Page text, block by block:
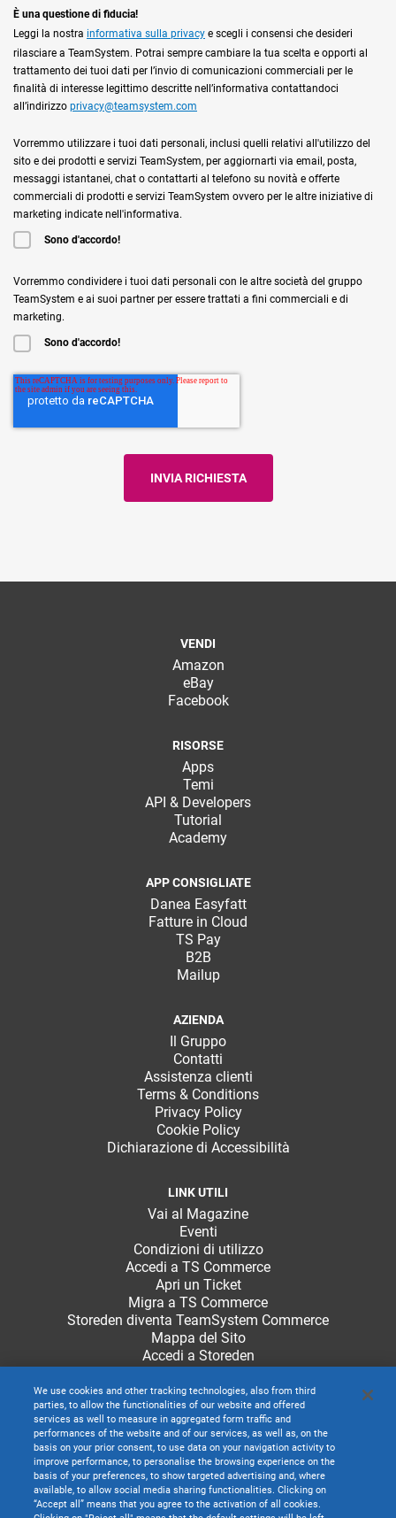
È una questione di fiducia!
Leggi la nostra informativa sulla privacy e scegli i consensi che desideri
rilasciare a TeamSystem. Potrai sempre cambiare la tua scelta e opporti al
trattamento dei tuoi dati per l’invio di comunicazioni commerciali per le
finalità di interesse legittimo descritte nell’informativa contattandoci
all’indirizzo privacy@teamsystem.com
Vorremmo utilizzare i tuoi dati personali, inclusi quelli relativi all'utilizzo del
sito e dei prodotti e servizi TeamSystem, per aggiornarti via email, posta,
messaggi istantanei, chat o contattarti al telefono su novità e offerte
commerciali di prodotti e servizi TeamSystem ovvero per le altre iniziative di
marketing indicate nell'informativa.
Sono d'accordo!
Vorremmo condividere i tuoi dati personali con le altre società del gruppo
TeamSystem e ai suoi partner per essere trattati a fini commerciali e di
marketing.
Sono d'accordo!
VENDI
Amazon
eBay
Facebook
RISORSE
Apps
Temi
API & Developers
Tutorial
Academy
APP CONSIGLIATE
Danea Easyfatt
Fatture in Cloud
TS Pay
B2B
Mailup
AZIENDA
Il Gruppo
Contatti
Assistenza clienti
Terms & Conditions
Privacy Policy
Cookie Policy
Dichiarazione di Accessibilità
LINK UTILI
Vai al Magazine
Eventi
Condizioni di utilizzo
Accedi a TS Commerce
Apri un Ticket
Migra a TS Commerce
Storeden diventa TeamSystem Commerce
Mappa del Sito
Accedi a Storeden
We use cookies and other tracking technologies, also from third
parties, to allow the functionalities of our website and offered
services as well to measure in aggregated form traffic and
performances of the website and of our services, as well as, on the
basis on your prior consent, to use data on your navigation activity to
improve performance, to personalise the browsing experience on the
basis of your preferences, to show targeted advertising and, where
available, to allow social media sharing functionalities. Clicking on
“Accept all” means that you agree to the activation of all cookies.